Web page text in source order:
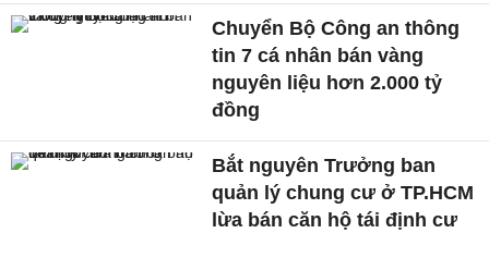
Chuyển Bộ Công an thông
tin 7 cá nhân bán vàng
nguyên liệu hơn 2.000 tỷ
đồng
Bắt nguyên Trưởng ban
quản lý chung cư ở TP.HCM
lừa bán căn hộ tái định cư